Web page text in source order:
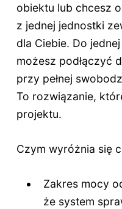
obiektu lub chcesz
z jednej jednostki
dla Ciebie. Do
możesz podłączyć
przy pełnej
To rozwiązanie,
projektu.
Czym wyróżnia się
Zakres mocy
że system